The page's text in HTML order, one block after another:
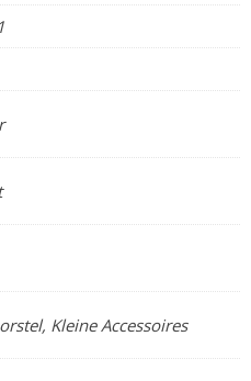
Kleine Accessoires